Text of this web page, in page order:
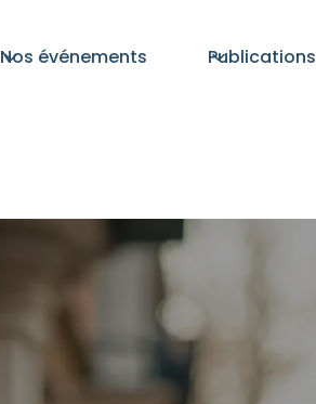
Nos événements Publications